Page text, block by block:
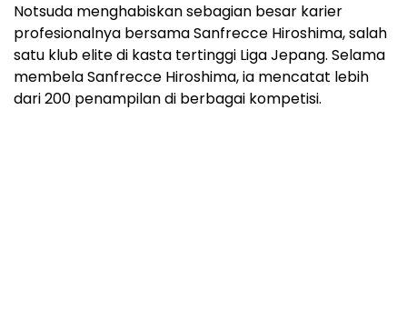
Notsuda menghabiskan sebagian besar karier
profesionalnya bersama Sanfrecce Hiroshima, salah
satu klub elite di kasta tertinggi Liga Jepang. Selama
membela Sanfrecce Hiroshima, ia mencatat lebih
dari 200 penampilan di berbagai kompetisi.